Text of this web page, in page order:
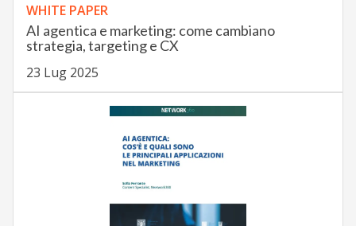
WHITE PAPER
AI agentica e marketing: come cambiano
strategia, targeting e CX
23 Lug 2025